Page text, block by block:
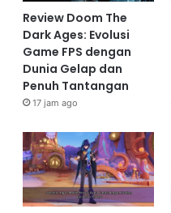
Review Doom The
Dark Ages: Evolusi
Game FPS dengan
Dunia Gelap dan
Penuh Tantangan
17 jam ago